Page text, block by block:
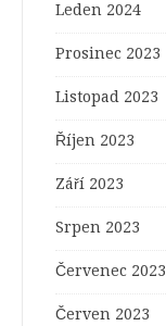
Leden 2024
Prosinec 2023
Listopad 2023
Říjen 2023
Září 2023
Srpen 2023
Červenec 2023
Červen 2023